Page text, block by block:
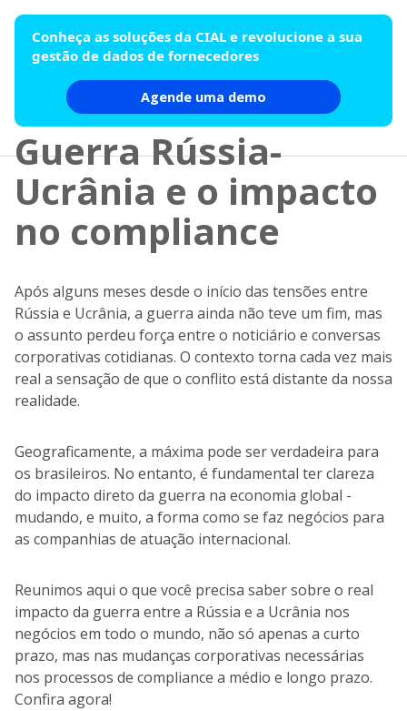
Conheça as soluções da CIAL e revolucione a sua
gestão de dados de fornecedores
Agende uma demo
Guerra Rússia-
Ucrânia e o impacto
no compliance
Após alguns meses desde o início das tensões entre
Rússia e Ucrânia, a guerra ainda não teve um fim, mas
o assunto perdeu força entre o noticiário e conversas
corporativas cotidianas. O contexto torna cada vez mais
real a sensação de que o conflito está distante da nossa
realidade.
Geograficamente, a máxima pode ser verdadeira para
os brasileiros. No entanto, é fundamental ter clareza
do impacto direto da guerra na economia global -
mudando, e muito, a forma como se faz negócios para
as companhias de atuação internacional.
Reunimos aqui o que você precisa saber sobre o real
impacto da guerra entre a Rússia e a Ucrânia nos
negócios em todo o mundo, não só apenas a curto
prazo, mas nas mudanças corporativas necessárias
nos processos de compliance a médio e longo prazo.
Confira agora!